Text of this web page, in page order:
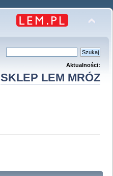
Aktualności:
SKLEP LEM MRÓZ